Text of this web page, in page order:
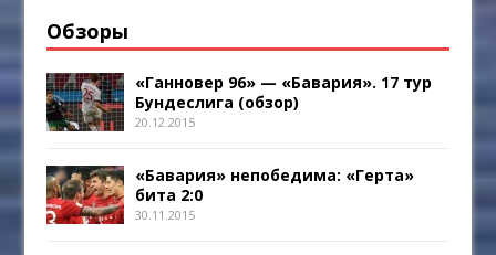
Обзоры
«Ганновер 96» — «Бавария». 17 тур
Бундеслига (обзор)
20.12.2015
«Бавария» непобедима: «Герта»
бита 2:0
30.11.2015